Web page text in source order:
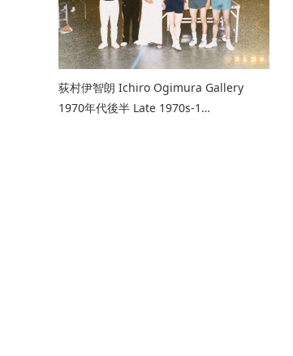
荻村伊智朗 Ichiro Ogimura Gallery
1970年代後半 Late 1970s-1…